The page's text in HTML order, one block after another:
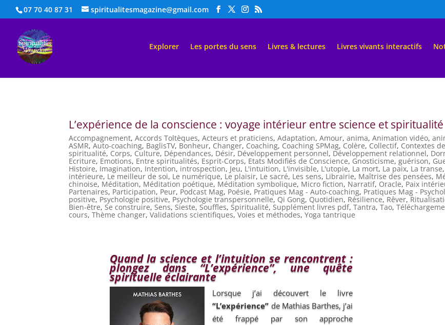
07 70 40 87 31 spiritualitesmagazine@gmail.com
Explorer Les portes du sens Livres & lectures Livres vivants interactifs
L’expérience de la conscience : voyage intérieur entre science et spiritualité
Accompagnement,Accords Toltèques,Acteurs et praticiens,Adaptation,Amour,anima,Animation vidéo,
ASMR,Auto-coaching, BaglisTV, Bonheur, Changer, Coaching, Coaching SPMag, Colère, Collectif, Contextes de
spiritualité, Corps, Culture, Dépendances, Désir, Développement personnel, Développement relationnel,
Ecriture, Emotions, Entre spiritualités, Esprit-Corps, Etats Modifiés de Conscience, Gnosticisme,guérison,
Histoire, Imagination, Intention, introspection, Jeu, L'intuition, L'invisible, L'utopie, La mort, La paix, La transe,
intérieure, Le meilleur de soi, Le numérique, Le plaisir, Le sacré, Les sens, Librairie, Maîtrise des pensées,
chinoise, Méditation, Méditation poétique, Méditation symbolique, Micro fiction, Narratif, Oracle,Paix
Partenaires, Participation, Peur, Podcast Mag, Poésie, Pratiques Mag - Auto-coaching, Pratiques Mag -
positive, Psychologie positive, Psychologie transpersonnelle, Qi Gong, Quotidien, Résilience, Rêver,
Bien-être,Se construire,Sens,Sieste,Souffles,Spiritualité,Supplément livres pdf,Tantra,Tao,
cours,Thème changer,Validations scientifiques,Voies et méthodes,Yoga tantrique
Quand la science et l’intuition se rencontrent :
plongez dans “L’expérience”, une quête
spirituelle éclairante
Lorsque j’ai découvert le livre
“L’expérience” de Mathias Barthes, j’ai
été frappé par son approche